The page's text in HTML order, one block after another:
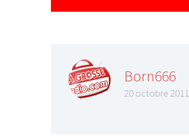
Born666
20 octobre